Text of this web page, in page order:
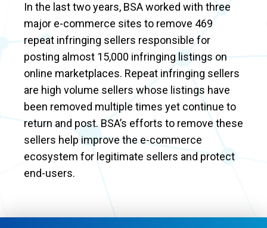
In the last two years, BSA worked with three
major e-commerce sites to remove 469
repeat infringing sellers responsible for
posting almost 15,000 infringing listings on
online marketplaces. Repeat infringing sellers
are high volume sellers whose listings have
been removed multiple times yet continue to
return and post. BSA’s efforts to remove these
sellers help improve the e-commerce
ecosystem for legitimate sellers and protect
end-users.